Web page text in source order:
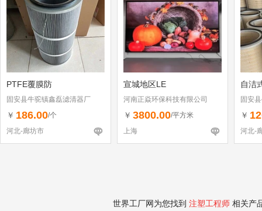
PTFE覆膜防
固安县牛驼镇鑫磊滤清器厂
￥ 186.00/个
河北-廊坊市
宣城地区LE
河南正焱环保科技有限公司
￥ 3800.00/平方米
上海
自洁
固安
￥
河北-
世界工厂网为您找到 注塑工程师 相关产